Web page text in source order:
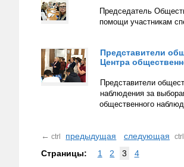
Председатель
помощи участникам
Представители
Центра
Представители
наблюдения за
общественного
← ctrl предыдущая следующая ctrl
Страницы:
1 2 3 4